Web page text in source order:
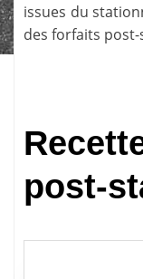
issues du
des forfaits
post-